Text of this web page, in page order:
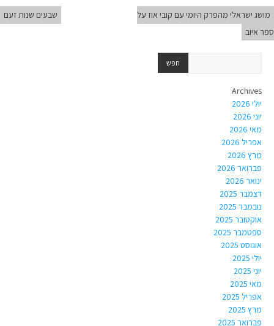
מושג ישראלי מהפרק היומי עם קובי אוז על
ספר איוב
שבעים שנות זעם
Archives
יולי 2026
יוני 2026
מאי 2026
אפריל 2026
מרץ 2026
פברואר 2026
ינואר 2026
דצמבר 2025
נובמבר 2025
אוקטובר 2025
ספטמבר 2025
אוגוסט 2025
יולי 2025
יוני 2025
מאי 2025
אפריל 2025
מרץ 2025
פברואר 2025